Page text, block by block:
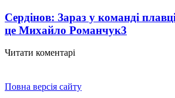
Сердінов: Зараз у команді
це Михайло Романчук3
Читати коментарі
Повна версія сайту